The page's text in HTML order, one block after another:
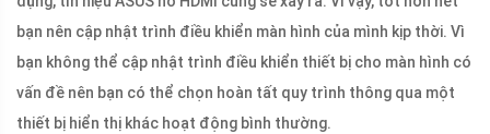
bạn nên cập nhật trình điều khiển màn hình của mình kịp thời. Vì
bạn không thể cập nhật trình điều khiển thiết bị cho màn hình có
vấn đề nên bạn có thể chọn hoàn tất quy trình thông qua một
thiết bị hiển thị khác hoạt động bình thường.